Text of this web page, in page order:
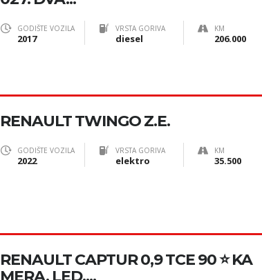
GODIŠTE VOZILA
2017
VRSTA GORIVA
diesel
KM
206.000
RENAULT TWINGO Z.E.
GODIŠTE VOZILA
2022
VRSTA GORIVA
elektro
KM
35.500
RENAULT CAPTUR 0,9 TCE 90 ⭐ KA
MERA, LED,...